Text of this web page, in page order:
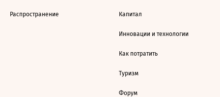
Распространение Капитал
Инновации и технологии
Как потратить
Туризм
Форум